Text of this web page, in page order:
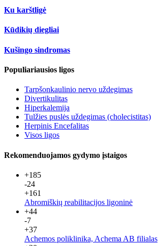
Ku karštligė
Kūdikių diegliai
Kušingo sindromas
Populiariausios ligos
Tarpšonkaulinio nervo uždegimas
Divertikulitas
Hiperkalemija
Tulžies puslės uždegimas (cholecistitas)
Herpinis Encefalitas
Visos ligos
Rekomenduojamos gydymo įstaigos
+185
-24
+161
Abromiškių reabilitacijos ligoninė
+44
-7
+37
Achemos poliklinika, Achema AB filialas